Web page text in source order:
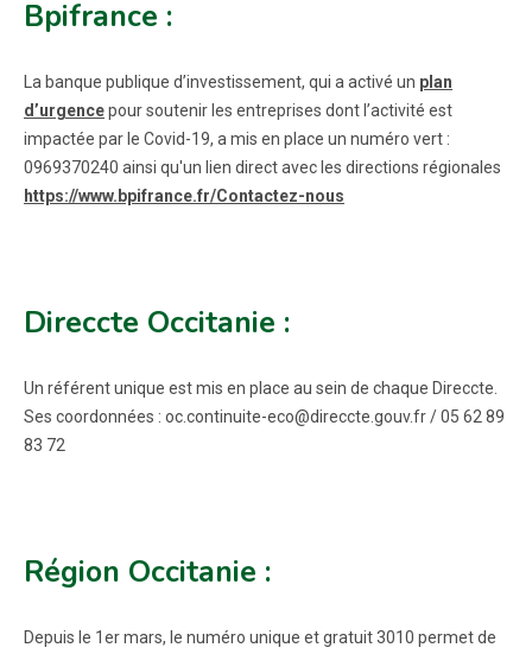
Bpifrance :
La banque publique d’investissement, qui a activé un plan
d’urgencepour soutenir les entreprises dont l’activité est
impactée par le Covid-19, a mis en place un numéro vert :
0969370240 ainsi qu'un lien direct avec les directions régionales
https://www.bpifrance.fr/Contactez-nous
Direccte Occitanie :
Un référent unique est mis en place au sein de chaque Direccte.
Ses coordonnées : oc.continuite-eco@direccte.gouv.fr / 05 62 89
83 72
Région Occitanie :
Depuis le 1er mars, le numéro unique et gratuit 3010 permet de